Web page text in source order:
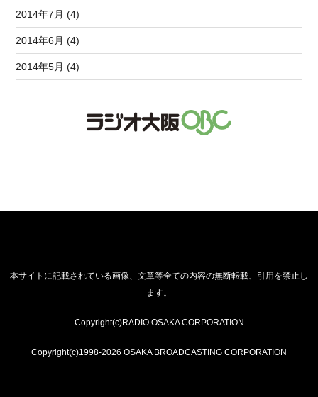
2014年7月 (4)
2014年6月 (4)
2014年5月 (4)
本サイトに記載されている画像、文章等全ての内容の無断転載、引用を禁止し
ます。
Copyright(c)RADIO OSAKA CORPORATION
Copyright(c)1998-2026 OSAKA BROADCASTING CORPORATION